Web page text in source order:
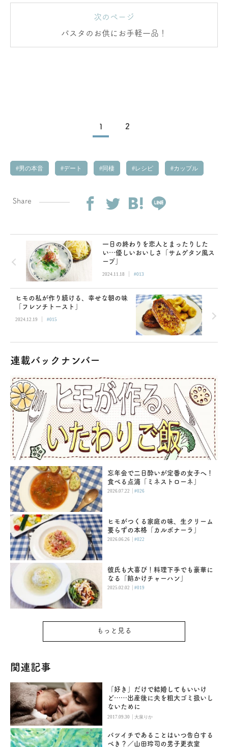
次のページ
パスタのお供にお手軽一品！
1 2
男の本音 デート 同棲 レシピ カップル
Share
一日の終わりを恋人とまったりした
い…優しいおいしさ「サムゲタン風ス
ープ」
2024.11.18 | #013
ヒモの私が作り続ける、幸せな朝の味
「フレンチトースト」
2024.12.19 | #015
連載バックナンバー
忘年会で二日酔いが定番の女子へ！
食べる点滴「ミネストローネ」
2026.07.22 |#026
ヒモがつくる家庭の味、生クリーム
要らずの本格「カルボナーラ」
2026.06.26 |#022
彼氏も大喜び！料理下手でも豪華に
なる「餡かけチャーハン」
2025.02.02 |#019
もっと見る
関連記事
「好き」だけで結婚してもいいけ
ど……出産後に夫を粗大ゴミ扱いし
ないために
2017.09.30 |大泉りか
バツイチであることはいつ告白する
べき？／山田玲司の男子更衣室